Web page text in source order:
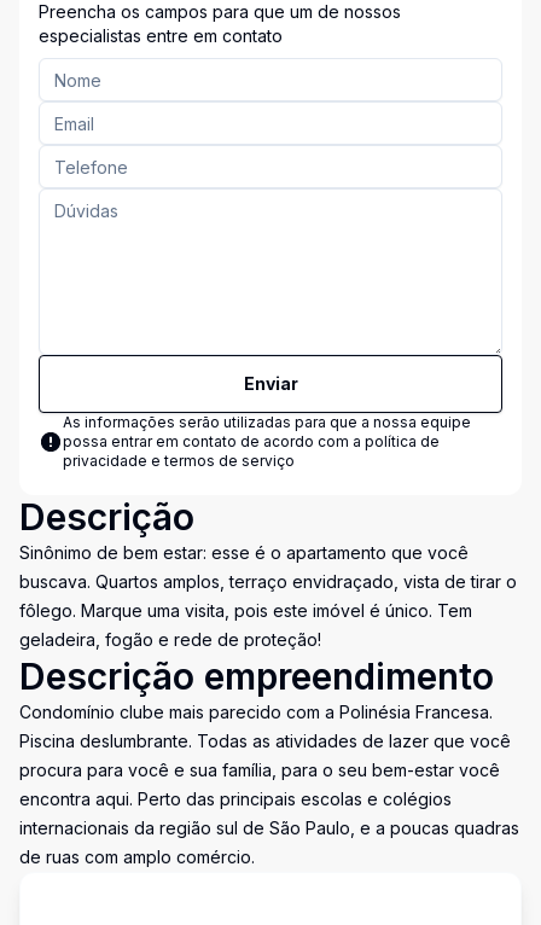
Preencha os campos para que um de nossos
especialistas entre em contato
Enviar
As informações serão utilizadas para que a nossa equipe
possa entrar em contato de acordo com a política de
privacidade e termos de serviço
Descrição
Sinônimo de bem estar: esse é o apartamento que você
buscava. Quartos amplos, terraço envidraçado, vista de tirar o
fôlego. Marque uma visita, pois este imóvel é único. Tem
geladeira, fogão e rede de proteção!
Descrição empreendimento
Condomínio clube mais parecido com a Polinésia Francesa.
Piscina deslumbrante. Todas as atividades de lazer que você
procura para você e sua família, para o seu bem-estar você
encontra aqui. Perto das principais escolas e colégios
internacionais da região sul de São Paulo, e a poucas quadras
de ruas com amplo comércio.